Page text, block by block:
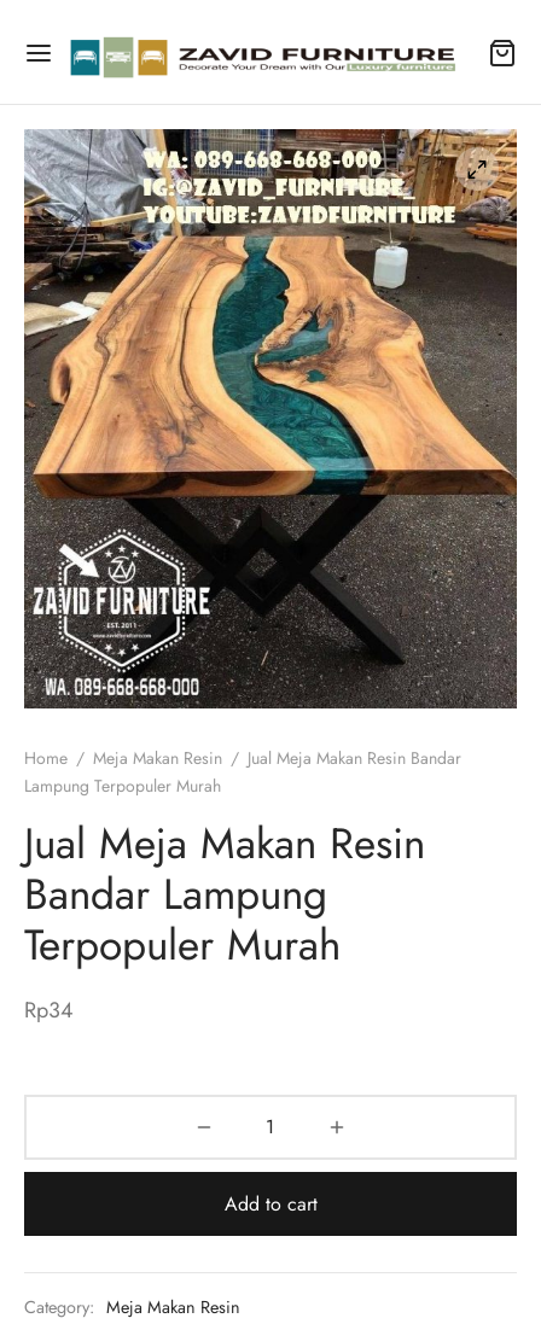
Home / Meja Makan Resin / Jual Meja Makan Resin Bandar
Lampung Terpopuler Murah
Jual Meja Makan Resin
Bandar Lampung
Terpopuler Murah
Rp34
Add to cart
Category: Meja Makan Resin